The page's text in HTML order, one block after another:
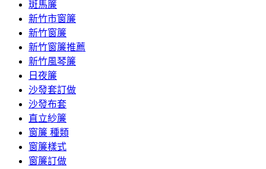
斑馬簾
新竹市窗簾
新竹窗簾
新竹窗簾推薦
新竹風琴簾
日夜簾
沙發套訂做
沙發布套
直立紗簾
窗簾 種類
窗簾樣式
窗簾訂做